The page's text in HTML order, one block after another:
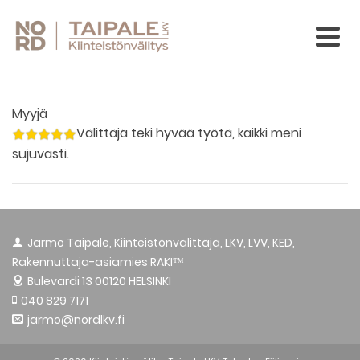
Myyjä
Välittäjä teki hyvää työtä, kaikki meni
sujuvasti.
Jarmo Taipale, Kiinteistönvälittäjä, LKV, LVV, KED,
Rakennuttaja-asiamies RAKI™
Bulevardi 13 00120 HELSINKI
040 829 7171
jarmo@nordlkv.fi